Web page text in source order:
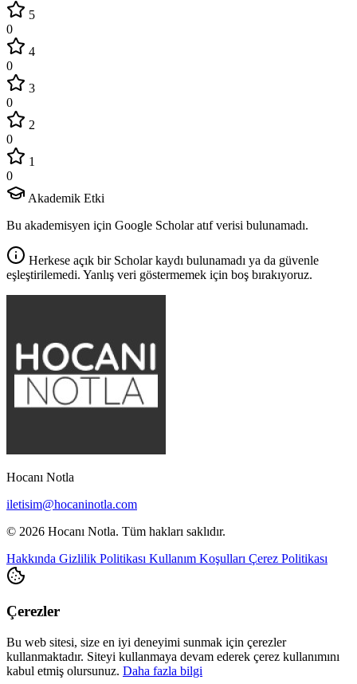
5
0
4
0
3
0
2
0
1
0
Akademik Etki
Bu akademisyen için Google Scholar atıf verisi bulunamadı.
Herkese açık bir Scholar kaydı bulunamadı ya da güvenle
eşleştirilemedi. Yanlış veri göstermemek için boş bırakıyoruz.
Hocanı Notla
iletisim@hocaninotla.com
© 2026 Hocanı Notla. Tüm hakları saklıdır.
Hakkında Gizlilik Politikası Kullanım Koşulları Çerez Politikası
Çerezler
Bu web sitesi, size en iyi deneyimi sunmak için çerezler
kullanmaktadır. Siteyi kullanmaya devam ederek çerez kullanımını
kabul etmiş olursunuz. Daha fazla bilgi